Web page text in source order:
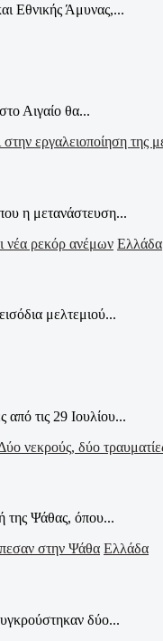
Εθνικής Άμυνας,...
Αιγαίο θα...
η μετανάστευση...
Ελλάδα
μελτεμιού...
τις 29 Ιουλίου...
της Ψάθας, όπου...
Ελλάδα
δύο...